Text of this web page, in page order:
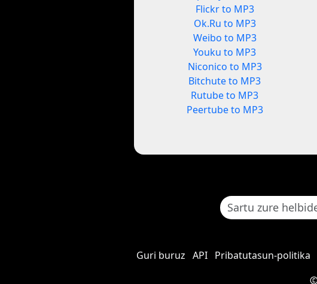
Flickr to MP3
Ok.Ru to MP3
Weibo to MP3
Youku to MP3
Niconico to MP3
Bitchute to MP3
Rutube to MP3
Peertube to MP3
Guri buruz API Pribatutasun-politika